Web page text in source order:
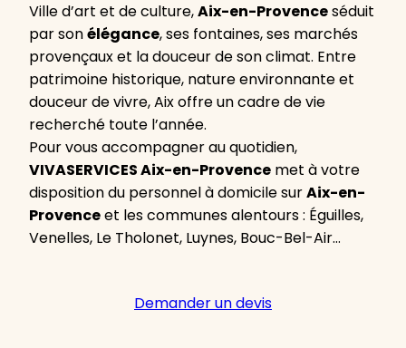
Ville d’art et de culture,Aix-en-Provenceséduit
par sonélégance, ses fontaines, ses marchés
provençaux et la douceur de son climat. Entre
patrimoine historique, nature environnante et
douceur de vivre, Aix offre un cadre de vie
recherché toute l’année.
Pour vous accompagner au quotidien,
VIVASERVICES Aix-en-Provence met à votre
disposition du personnel à domicile surAix-en-
Provenceet les communes alentours : Éguilles,
Venelles, Le Tholonet, Luynes, Bouc-Bel-Air…
Demander un devis